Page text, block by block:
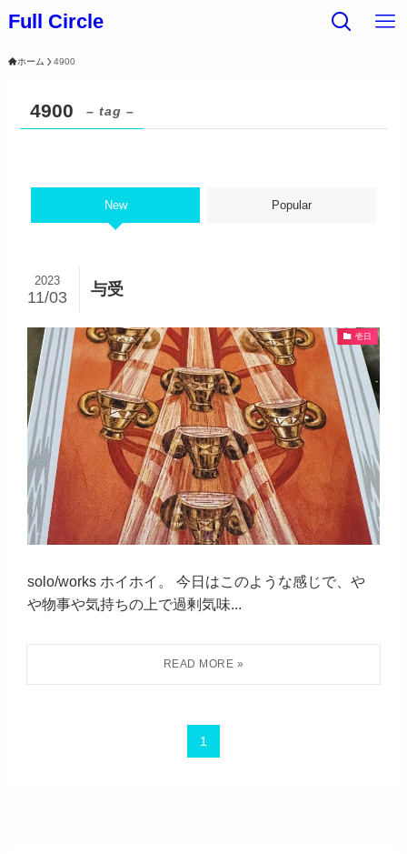
Full Circle
ホーム 4900
4900 – tag –
New Popular
与受
2023
11/03
壱日
solo/works ホイホイ。 今日はこのような感じで、や
や物事や気持ちの上で過剰気味...
1